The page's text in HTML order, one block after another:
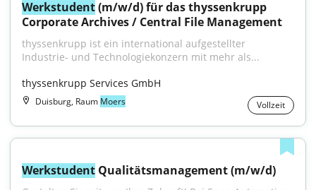
Werkstudent (m/w/d) für das thyssenkrupp
Corporate Archives / Central File Management
thyssenkrupp ist ein international aufgestellter
Industrie- und Technologiekonzern mit mehr als...
thyssenkrupp Services GmbH
Duisburg, Raum Moers Vollzeit
Werkstudent Qualitätsmanagement (m/w/d)